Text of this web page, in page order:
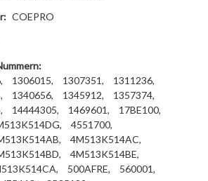
COEPRO
1306015, 1307351,
1311236,
1340656, 1345912,
1357374,
14444305, 1469601,
17BE100,
4551700,
4M513K514AC,
4M513K514BE,
500AFRE,
560001,